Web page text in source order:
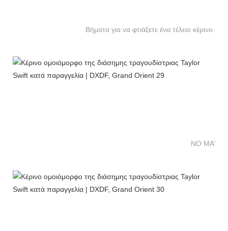
Βήματα για να φτιάξετε ένα τέλειο κέρινο
NO